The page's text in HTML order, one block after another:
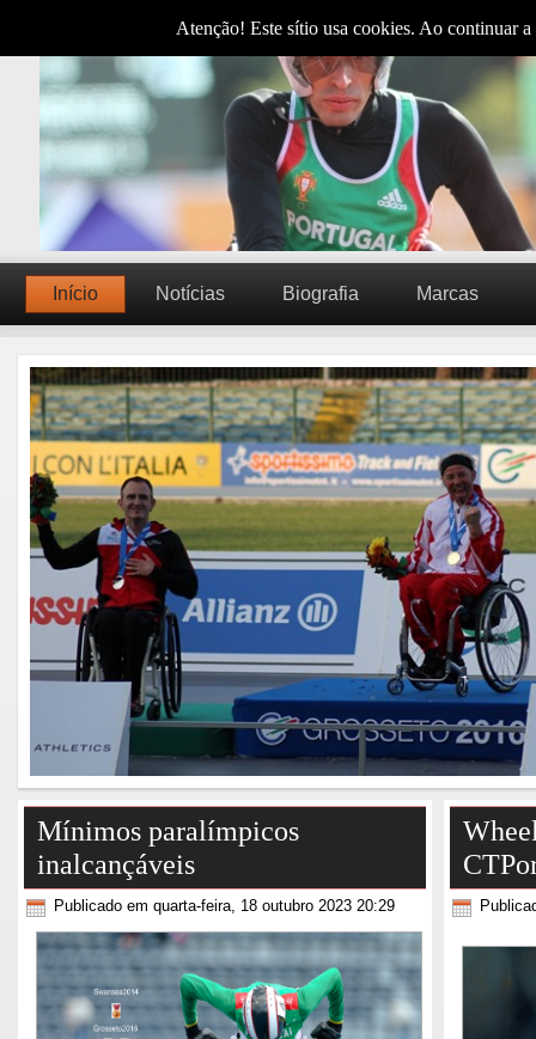
Início Notícias Biografia Marcas
Mínimos paralímpicos
inalcançáveis
Publicado em quarta-feira, 18 outubro 2023 20:29
Atenção! Este sítio usa cookies. Ao continuar